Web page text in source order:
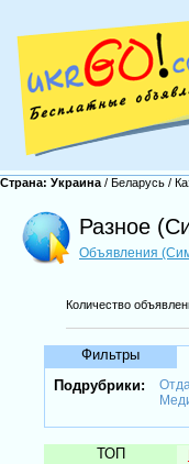
Страна: Украина / Беларусь /
Разное
Объявления
Количество
Фильтры
Подрубрики:
ТОП